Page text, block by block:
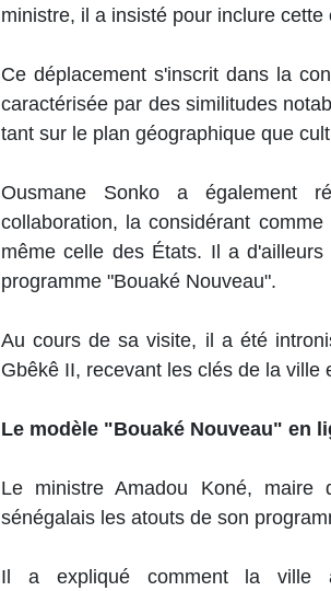
ministre, il a insisté pour inclure cette
Ce déplacement s'inscrit dans la
caractérisée par des similitudes
tant sur le plan géographique que
Ousmane Sonko a également
collaboration, la considérant
même celle des États. Il a
programme "Bouaké Nouveau".
Au cours de sa visite, il a été
Gbêkê II, recevant les clés de la ville
Le modèle "Bouaké Nouveau" en
Le ministre Amadou Koné, maire
sénégalais les atouts de son
Il a expliqué comment la ville